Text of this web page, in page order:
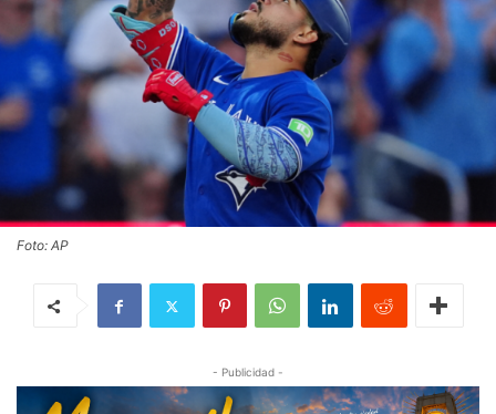
Foto: AP
- Publicidad -